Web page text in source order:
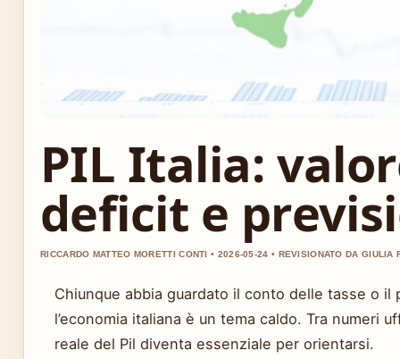
PIL Italia:
deficit e
RICCARDO MATTEO MORETTI CONTI • 2026-05-24 • REVISIONATO DA GIULIA
Chiunque abbia guardato il conto delle tasse o
l’economia italiana è un tema caldo. Tra numeri
reale del Pil diventa essenziale per orientarsi.